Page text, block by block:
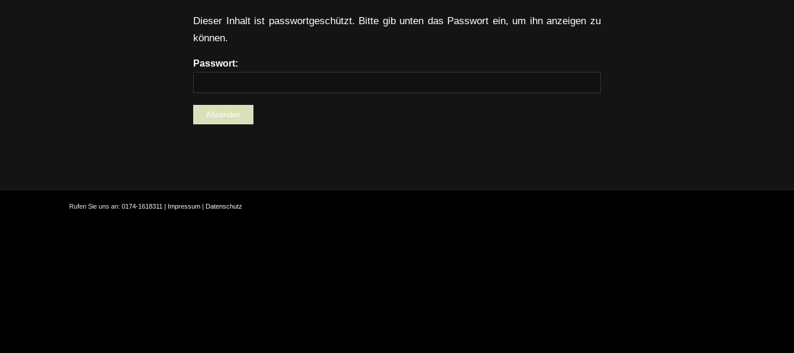
Dieser Inhalt ist passwortgeschützt. Bitte gib unten das Passwort ein, um ihn anzeigen zu
können.
Passwort:
Rufen Sie uns an:0174-1618311 Impressum Datenschutz